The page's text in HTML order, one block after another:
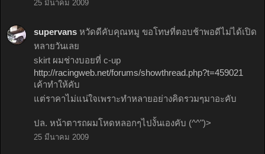
25 มีนาคม 2009
supervans หวัดดีคับคุณหมู ขอโทษที่ตอบช้าพอดีไม่ได้เปิด
หลายวันเลย
skirt ผมช่างบอยที่ c-up
http://racingweb.net/forums/showthread.php?t=459021
เค้าทำให้คับ
แต่ราคาไม่แน่ใจเพราะทำหลายอย่างคิดรวมๆมาอะคับ
ปล. หน้าตารถผมโหดหลอกๆไปงั้นเองคับ (^^")>
25 มีนาคม 2009